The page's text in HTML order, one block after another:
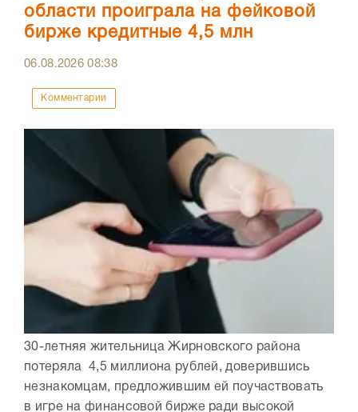
области проиграла на фейковой
бирже кредитные 4,5 млн
06.08.202608:38
Комментарии
30-летняя жительница Жирновского района
потеряла 4,5 миллиона рублей, доверившись
незнакомцам, предложившим ей поучаствовать
в игре на финансовой бирже ради высокой